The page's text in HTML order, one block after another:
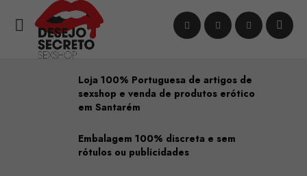

Loja 100% Portuguesa de artigos de
sexshop e venda de produtos erótico
em Santarém
Embalagem 100% discreta e sem
rótulos ou publicidades